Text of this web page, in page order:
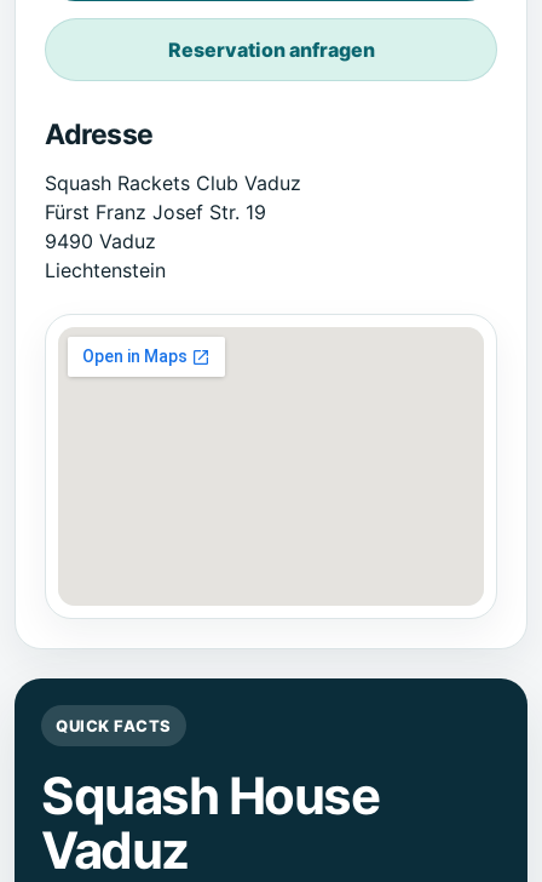
Reservation anfragen
Adresse
Squash Rackets Club Vaduz
Fürst Franz Josef Str. 19
9490 Vaduz
Liechtenstein
QUICK FACTS
Squash House
Vaduz